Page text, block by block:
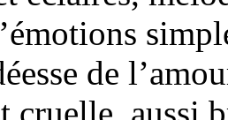
de
cruelle, aussi